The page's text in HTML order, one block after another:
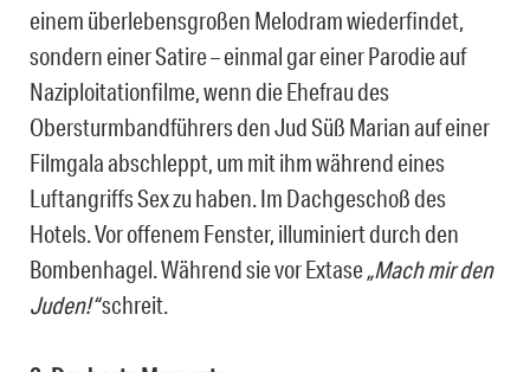
einem überlebensgroßen Melodram wiederfindet,
sondern einer Satire – einmal gar einer Parodie auf
Naziploitationfilme, wenn die Ehefrau des
Obersturmbandführers den Jud Süß Marian auf einer
Filmgala abschleppt, um mit ihm während eines
Luftangriffs Sex zu haben. Im Dachgeschoß des
Hotels. Vor offenem Fenster, illuminiert durch den
Bombenhagel. Während sie vor Extase„Mach mir den
Juden!“schreit.